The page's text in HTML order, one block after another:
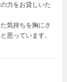
力をお貸しいた
気持ちを胸にさ
思っています。